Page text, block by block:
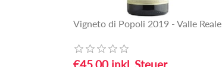
Vigneto di Popoli 2019 - Valle Reale
€45,00 inkl. Steuer